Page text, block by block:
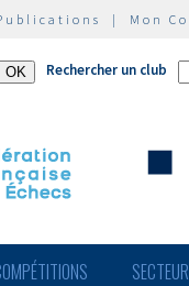
| Mon
Rechercher un club